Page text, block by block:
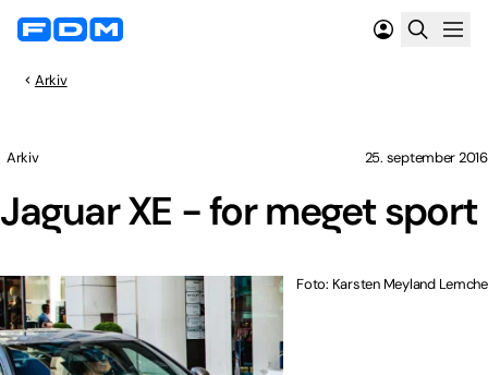
Arkiv
Jaguar XE - for meget sport
Arkiv 25. september 2016
Foto: Karsten Meyland Lemche